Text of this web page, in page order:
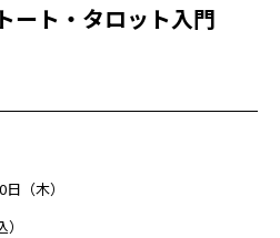
ート・タロット入門
（木）